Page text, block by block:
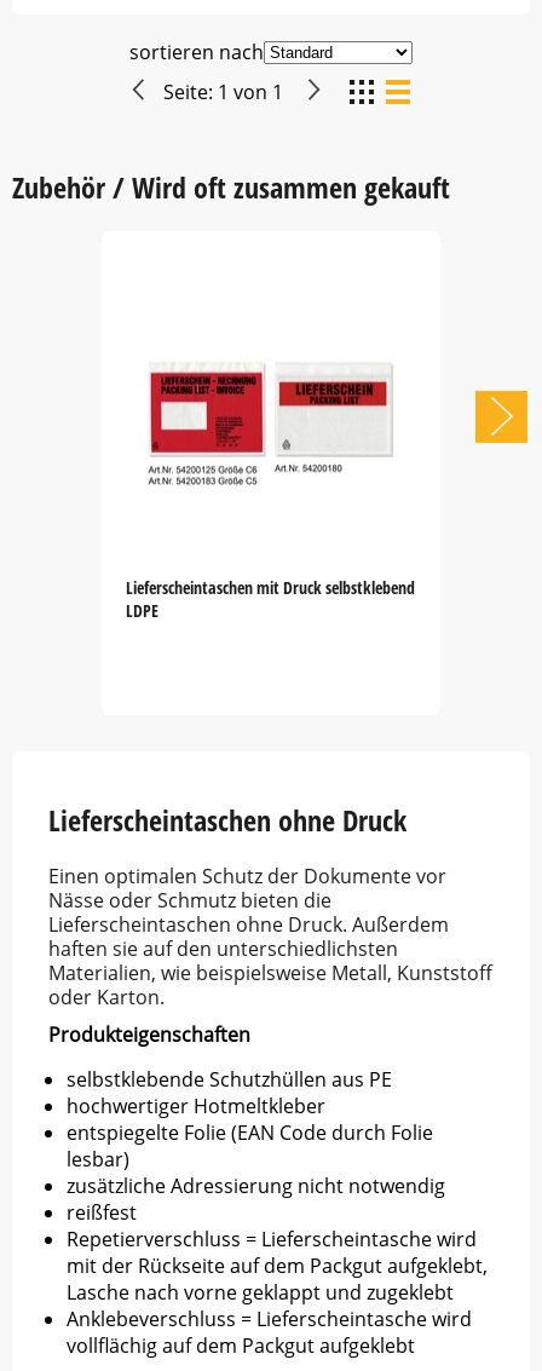
sortieren nach
Seite: 1 von 1
Zubehör / Wird oft zusammen gekauft
Lieferscheintaschen mit Druck selbstklebend
LDPE
Lieferscheintaschen ohne Druck
Einen optimalen Schutz der Dokumente vor
Nässe oder Schmutz bieten die
Lieferscheintaschen ohne Druck. Außerdem
haften sie auf den unterschiedlichsten
Materialien, wie beispielsweise Metall, Kunststoff
oder Karton.
Produkteigenschaften
selbstklebende Schutzhüllen aus PE
hochwertiger Hotmeltkleber
entspiegelte Folie (EAN Code durch Folie
lesbar)
zusätzliche Adressierung nicht notwendig
reißfest
Repetierverschluss = Lieferscheintasche wird
mit der Rückseite auf dem Packgut aufgeklebt,
Lasche nach vorne geklappt und zugeklebt
Anklebeverschluss = Lieferscheintasche wird
vollflächig auf dem Packgut aufgeklebt